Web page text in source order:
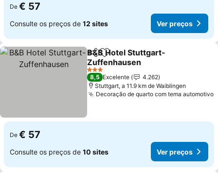
De € 57
Consulte os preços de 12 sites Ver preços
PartilharAdicionar aos favoritos
B&B Hotel Stuttgart-
Zuffenhausen
3 Estrelas
8,5 Excelente
4.262
Stuttgart, a 11.9 km de Waiblingen
Decoração de quarto com tema automotivo
De € 57
Consulte os preços de 10 sites Ver preços